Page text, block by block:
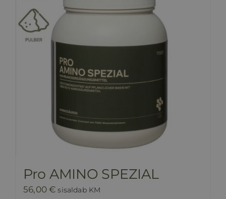
Pro AMINO SPEZIAL
56,00€ sisaldab KM